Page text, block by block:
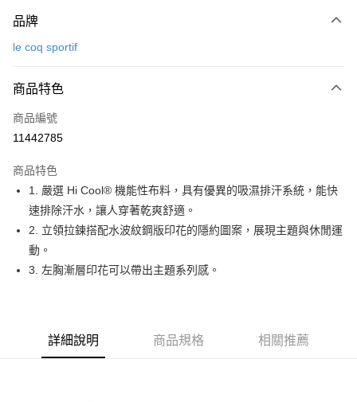
信用卡一次付款
LINE Pay
Apple Pay
悠遊付
大哥付你分期
相關說明
【大哥付你分期使用說明】
1.本服務由台灣大哥大提供，台灣大哥大用戶可立即使用無須另外申請。
2.付款方式選擇「大哥付你分期」，訂單成立後會自動跳轉到大哥付的交易
消。如遇「轉專審核」未通過狀況，表示未達大哥付你分期系統評分，恕無
法說明評估內容。
AFTEE先享後付
相關說明
１．簡單：不需註冊會員、不需綁卡、不需儲值。
運送方式
品牌
le coq sportif
商品特色
商品編號
11442785
商品特色
1. 嚴選 Hi Cool® 機能性布料，具有優異的吸濕排汗系統，能快
速排除汗水，讓人穿著乾爽舒適。
2. 立領拉鍊搭配水波紋鋼版印花的隱約圖案，展現主題與休閒運
動。
3. 左胸漸層印花可以帶出主題系列感。
詳細說明 商品規格 相關推薦